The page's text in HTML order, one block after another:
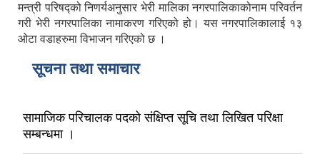
मन्त्री परिषद्को निणर्यअनुसार भेरी मालिका नगरपालिकाकोनाम परिवर्तन
गरी भेरी नगरपालिका नामाकरण गरिएको हो। यस नगरपालिकालाई १३
ओटा वडाहरुमा विभाजन गरिएको छ ।
सूचना तथा समाचार
सामाजिक परिचालक पदको संक्षिप्त सूचि तथा लिखित परिक्षा
सम्बन्धमा ।